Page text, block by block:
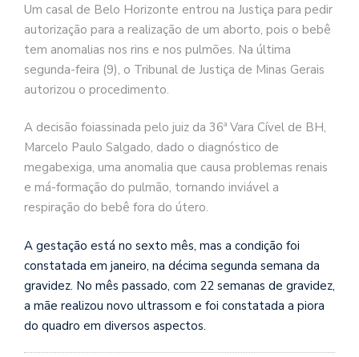
Um casal de Belo Horizonte entrou na Justiça para pedir
autorização para a realização de um aborto, pois o bebê
tem anomalias nos rins e nos pulmões. Na última
segunda-feira (9), o Tribunal de Justiça de Minas Gerais
autorizou o procedimento.
A decisão foiassinada pelo juiz da 36ª Vara Cível de BH,
Marcelo Paulo Salgado, dado o diagnóstico de
megabexiga, uma anomalia que causa problemas renais
e má-formação do pulmão, tornando inviável a
respiração do bebê fora do útero.
A gestação está no sexto mês, mas a condição foi
constatada em janeiro, na décima segunda semana da
gravidez. No mês passado, com 22 semanas de gravidez,
a mãe realizou novo ultrassom e foi constatada a piora
do quadro em diversos aspectos.